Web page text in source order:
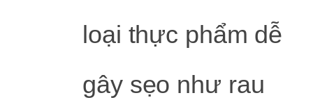
loại thực phẩm dễ
gây sẹo như rau